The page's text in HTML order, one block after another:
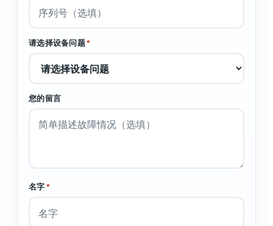
请选择设备问题*
您的留言
名字*